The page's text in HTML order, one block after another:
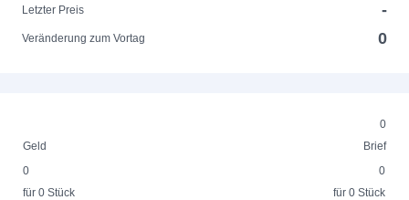
Letzter Preis
-
Veränderung zum Vortag 0
0
Geld
Brief
0
für 0 Stück
0
für 0 Stück